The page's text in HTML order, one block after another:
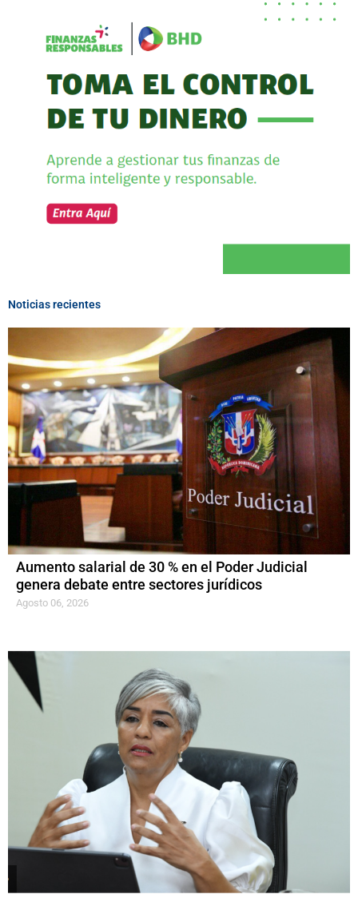
Noticias recientes
Aumento salarial de 30 % en el Poder Judicial
genera debate entre sectores jurídicos
Agosto 06, 2026